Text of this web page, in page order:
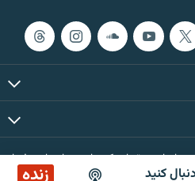
کنید زنده
بر اساس مقررات کپی‌رایت، برای رادیو فردا